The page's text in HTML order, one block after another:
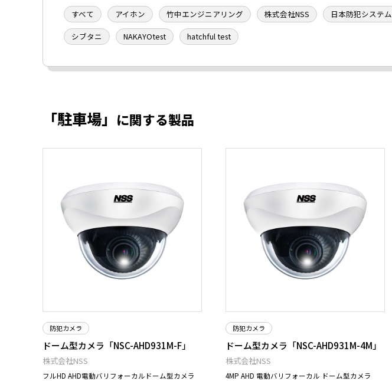
すべて アイホン 竹中エンジニアリング 株式会社NSS 日本防犯システム
シブタニ
NAKAYOtest hatchful test
「駐車場」 に関する製品
防犯カメラ
ドーム型カメラ「NSC-AHD931M-F」
株式会社NSS
フルHD AHD電動バリフォーカルドーム型カメラ
防犯カメラ
ドーム型カメラ「NSC-AHD931M-4M」
株式会社NSS
4MP AHD 電動バリフォーカル ドーム型カメラ